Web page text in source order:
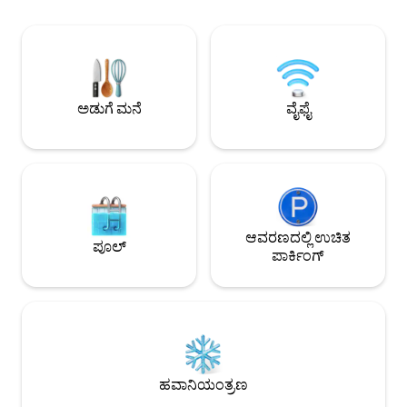
(55-ಇಂಚು) 4K ಅಲ್ಟ್ರಾ HD TV ಹೈ-ಸ್ಪೀಡ್ 50
Mbps ವೈ-ಫೈ ನೈಸರ್ಗಿಕ ಹಗಲು ಬೆಳಕಿನೊಂದಿಗೆ
ಪ್ರಕಾಶಮಾನವಾದ ಮತ್ತು ಗಾಳಿಯಾಡುವ ವಾತಾವರಣ
🍽️ ಅಡುಗೆ ಸೌಲಭ್ಯಗಳು ನಿಮಗೆ ಬೇಕಾದ ಎಲ್ಲವನ್ನೂ
ಕಾರ್ಯನಿರ್ವಹಿಸುವ ಅಡುಗೆಮನೆ: 4-ಬರ್ನರ್ ಸ್ಟೌ
ಅಡುಗೆ ಪಾತ್ರೆಗಳು 🧺 ಸ್ವಚ್ಛತೆ ಮತ್ತು ಆರಾಮ ನಿಮ್ಮ
ಆರಾಮ ಮತ್ತು ನೈರ್ಮಲ್ಯವು ನಮ್ಮ ಪ್ರಮುಖ
ಆದ್ಯತೆಗಳಾಗಿವೆ: ತಾಜಾ ಮತ್ತು ಸ್ವಚ್ಛವಾದ ಹಾಸಿಗೆ
ಲಿನೆನ್‌ಗಳು ನೈರ್ಮಲ್ಯ ಟವೆಲ್‌ಗಳು 24/7 ಬಿಸಿ ನೀರು
ಗೆಸ್ಟ್ ಆಗಮಿಸುವ ಮೊದಲು ಸಂಪೂರ್ಣ
ನೀವು ನಗರವನ್ನು ಕಾಲ್ನಡಿಗೆಯಲ್ಲಿ ಸುಲಭವಾಗಿ
ಕೊಲೆಜಿಯಮ್ – 4 ನಿಮಿಷ ಬಾರ್ ಸ್ಟ್ರೀಟ್ – 4 ನಿಮಿಷ
ಹ್ಯಾಲರ್ ಯೂತ್ ಸೆಂಟರ್ – 4 ನಿಮಿಷ ಡಾಕ್ಟರ್ಲಾರ್
ಅಡುಗೆ ಮನೆ ವೈಫೈ
ಪೂಲ್
ಆವರಣದಲ್ಲಿ ಉಚಿತ
ಪಾರ್ಕಿಂಗ್
ಹವಾನಿಯಂತ್ರಣ